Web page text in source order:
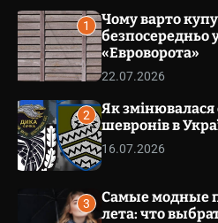
v
e
o
m
u
a
a
s
W
i
d
e
t
1
Чому варто
безпосередньо
«Евроворота»
22.07.2026
2
Як змінювалася
шевронів в
16.07.2026
3
Самые модные
лета: что